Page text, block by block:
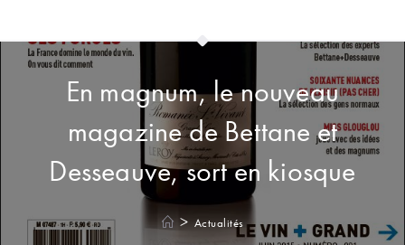
En magnum, le nouveau
magazine de Bettane et
Desseauve, sort en kiosque
> Actualités